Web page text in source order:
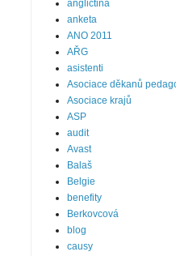
angličtina
anketa
ANO 2011
AŘG
asistenti
Asociace děkanů
Asociace krajů
ASP
audit
Avast
Balaš
Belgie
benefity
Berkovcová
blog
causy